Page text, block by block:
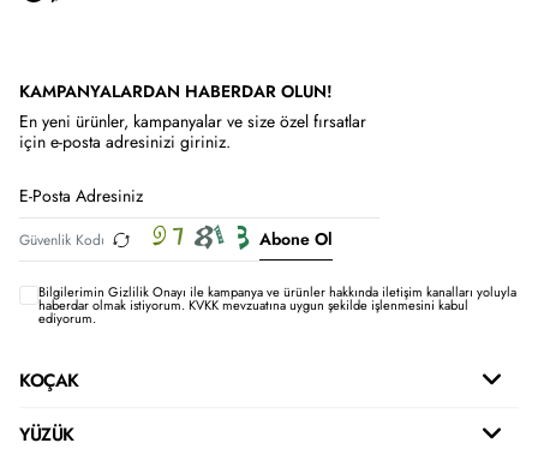
KAMPANYALARDAN HABERDAR OLUN!
En yeni ürünler, kampanyalar ve size özel fırsatlar
için e-posta adresinizi giriniz.
Abone Ol
Bilgilerimin Gizlilik Onayı ile kampanya ve ürünler hakkında iletişim kanalları yoluyla
haberdar olmak istiyorum.KVKK mevzuatına uygun şekilde işlenmesini kabul
ediyorum.
KOÇAK
YÜZÜK